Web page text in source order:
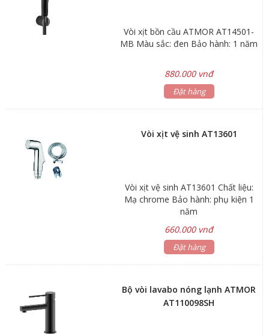
Vòi xịt bồn cầu ATMOR AT14501-
MB Màu sắc: đen Bảo hành: 1 năm
880.000 vnđ
Đặt hàng
Vòi xịt vệ sinh AT13601
Vòi xịt vệ sinh AT13601 Chất liệu:
Mạ chrome Bảo hành: phụ kiện 1
năm
660.000 vnđ
Đặt hàng
Bộ vòi lavabo nóng lạnh ATMOR
AT110098SH